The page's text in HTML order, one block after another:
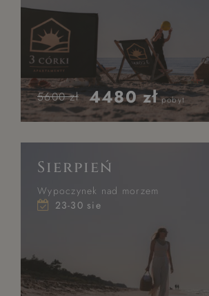
5600 zł 4480 zł pobyt
Sierpień
Wypoczynek nad morzem
23-30 sie